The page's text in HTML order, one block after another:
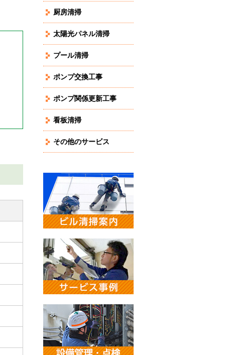
厨房清掃
太陽光パネル清掃
プール清掃
ポンプ交換工事
ポンプ関係更新工事
看板清掃
その他のサービス